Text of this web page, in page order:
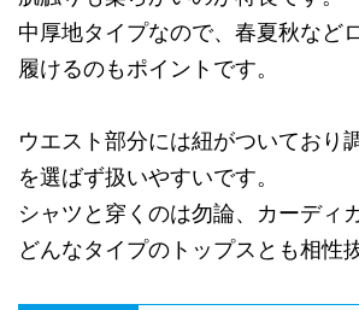
中厚地タイプなので、春夏秋など
履けるのもポイントです。
ウエスト部分には紐がついており
を選ばず扱いやすいです。
シャツと穿くのは勿論、カーディ
どんなタイプのトップスとも相性